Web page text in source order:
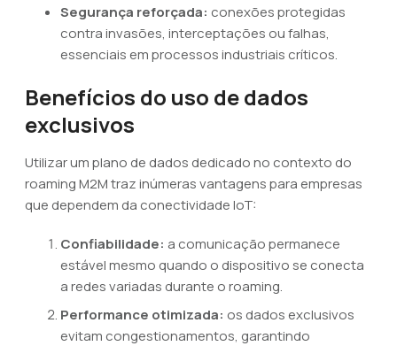
Segurança reforçada: conexões protegidas
contra invasões, interceptações ou falhas,
essenciais em processos industriais críticos.
Benefícios do uso de dados
exclusivos
Utilizar um plano de dados dedicado no contexto do
roaming M2M traz inúmeras vantagens para empresas
que dependem da conectividade IoT:
Confiabilidade: a comunicação permanece
estável mesmo quando o dispositivo se conecta
a redes variadas durante o roaming.
Performance otimizada: os dados exclusivos
evitam congestionamentos, garantindo